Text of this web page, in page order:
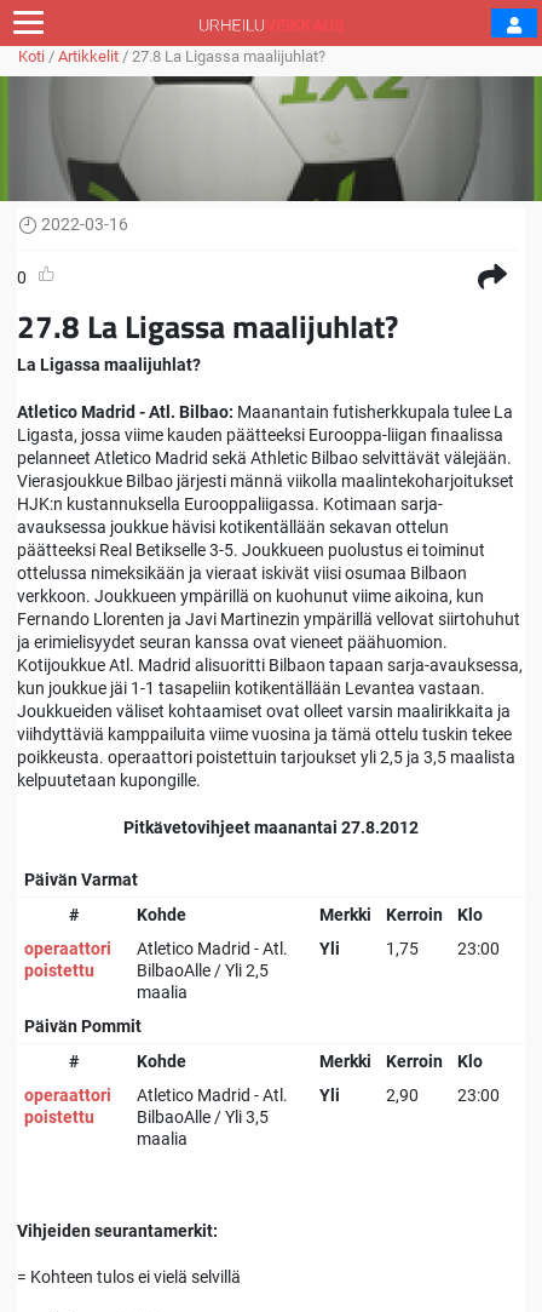
Koti / Artikkelit / 27.8 La Ligassa maalijuhlat?
2022-03-16
0
27.8 La Ligassa maalijuhlat?
La Ligassa maalijuhlat?
Atletico Madrid - Atl. Bilbao: Maanantain futisherkkupala tulee La
Ligasta, jossa viime kauden päätteeksi Eurooppa-liigan finaalissa
pelanneet Atletico Madrid sekä Athletic Bilbao selvittävät välejään.
Vierasjoukkue Bilbao järjesti männä viikolla maalintekoharjoitukset
HJK:n kustannuksella Eurooppaliigassa. Kotimaan sarja-
avauksessa joukkue hävisi kotikentällään sekavan ottelun
päätteeksi Real Betikselle 3-5. Joukkueen puolustus ei toiminut
ottelussa nimeksikään ja vieraat iskivät viisi osumaa Bilbaon
verkkoon. Joukkueen ympärillä on kuohunut viime aikoina, kun
Fernando Llorenten ja Javi Martinezin ympärillä vellovat siirtohuhut
ja erimielisyydet seuran kanssa ovat vieneet päähuomion.
Kotijoukkue Atl. Madrid alisuoritti Bilbaon tapaan sarja-avauksessa,
kun joukkue jäi 1-1 tasapeliin kotikentällään Levantea vastaan.
Joukkueiden väliset kohtaamiset ovat olleet varsin maalirikkaita ja
viihdyttäviä kamppailuita viime vuosina ja tämä ottelu tuskin tekee
poikkeusta. operaattori poistettuin tarjoukset yli 2,5 ja 3,5 maalista
kelpuutetaan kupongille.
Pitkävetovihjeet maanantai 27.8.2012
Päivän Varmat
#
Kohde Merkki Kerroin
Klo
operaattori
poistettu
Atletico Madrid - Atl.
BilbaoAlle / Yli 2,5
maalia
Yli 1,75 23:00
Päivän Pommit
#
Kohde Merkki Kerroin
Klo
operaattori
poistettu
Atletico Madrid - Atl.
BilbaoAlle / Yli 3,5
maalia
Yli 2,90 23:00
Vihjeiden seurantamerkit:
= Kohteen tulos ei vielä selvillä